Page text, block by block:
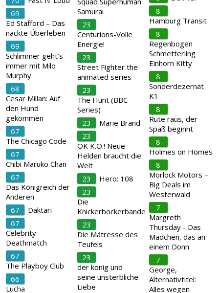
69
Ed Stafford – Das
nackte Überleben
69
Schlimmer geht’s
immer mit Milo
Murphy
68
Cesar Millan: Auf
den Hund
gekommen
67
The Chicago Code
67
Chibi Maruko Chan
67
Das Königreich der
Anderen
67
Daktari
67
Celebrity
Deathmatch
67
The Playboy Club
66
Lucha
Samurai
23
Centurions-Volle
Energie!
23
Street Fighter the
animated series
23
The Hunt (BBC
Series)
23
Marie Brand
23
OK K.O.! Neue
Helden braucht die
Welt
23
Hero: 108
23
Die
Knickerbockerbande
23
Die Mätresse des
Teufels
23
der könig und
seine unsterbliche
Liebe
8
Hamburg Transit
8
Regenbogen
Schmetterling
Einhorn Kitty
8
Sonderdezernat
K1
8
Rute raus, der
Spaß beginnt
8
Holmes on Homes
8
Morlock Motors –
Big Deals im
Westerwald
7
Margreth
Thursday - Das
Mädchen, das an
einem Donn
7
George,
Alternativtitel:
Alles wegen